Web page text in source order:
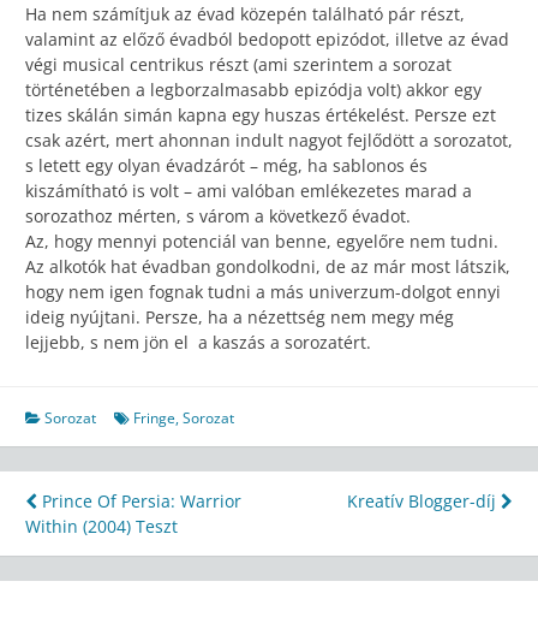
Ha nem számítjuk az évad közepén található pár részt,
valamint az előző évadból bedopott epizódot, illetve az évad
végi musical centrikus részt (ami szerintem a sorozat
történetében a legborzalmasabb epizódja volt) akkor egy
tizes skálán simán kapna egy huszas értékelést. Persze ezt
csak azért, mert ahonnan indult nagyot fejlődött a sorozatot,
s letett egy olyan évadzárót – még, ha sablonos és
kiszámítható is volt – ami valóban emlékezetes marad a
sorozathoz mérten, s várom a következő évadot.
Az, hogy mennyi potenciál van benne, egyelőre nem tudni.
Az alkotók hat évadban gondolkodni, de az már most látszik,
hogy nem igen fognak tudni a más univerzum-dolgot ennyi
ideig nyújtani. Persze, ha a nézettség nem megy még
lejjebb, s nem jön el a kaszás a sorozatért.
Sorozat Fringe,Sorozat
Bejegyzés
navigáció
Prince Of Persia: Warrior
Within (2004) Teszt
Kreatív Blogger-díj